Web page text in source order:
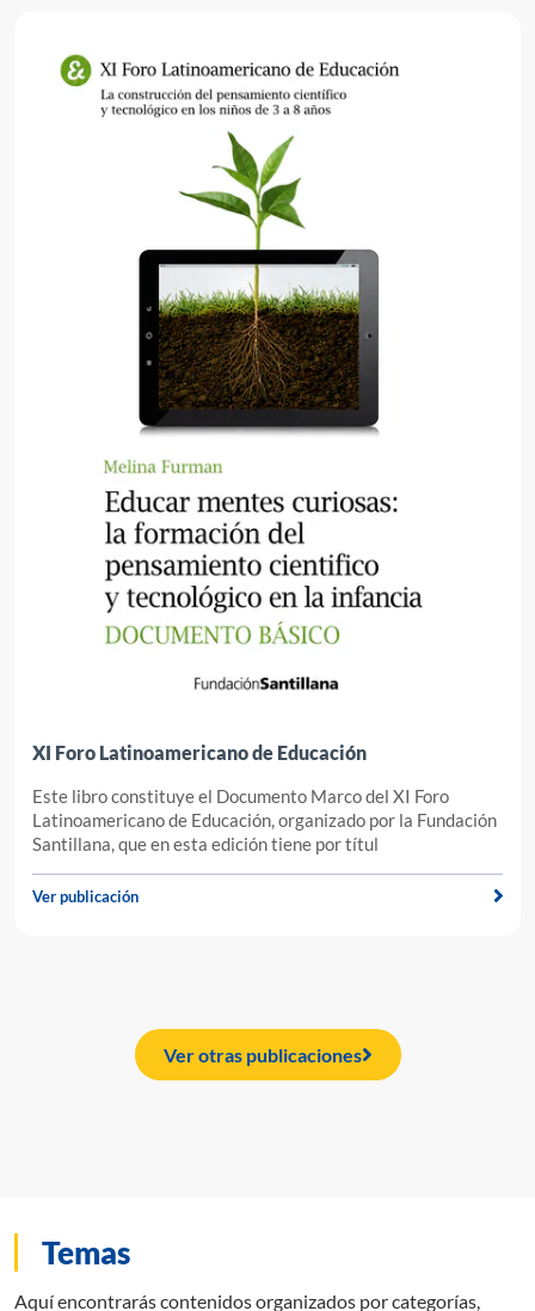
XI Foro Latinoamericano de Educación
Este libro constituye el Documento Marco del XI Foro
Latinoamericano de Educación, organizado por la Fundación
Santillana, que en esta edición tiene por títul
Ver publicación
Ver otras publicaciones
Temas
Aquí encontrarás contenidos organizados por categorías,